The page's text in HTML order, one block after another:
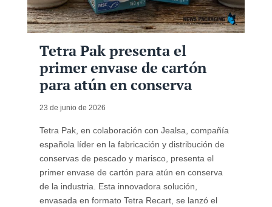
Tetra Pak presenta el
primer envase de cartón
para atún en conserva
23 de junio de 2026
Tetra Pak, en colaboración con Jealsa, compañía
española líder en la fabricación y distribución de
conservas de pescado y marisco, presenta el
primer envase de cartón para atún en conserva
de la industria. Esta innovadora solución,
envasada en formato Tetra Recart, se lanzó el